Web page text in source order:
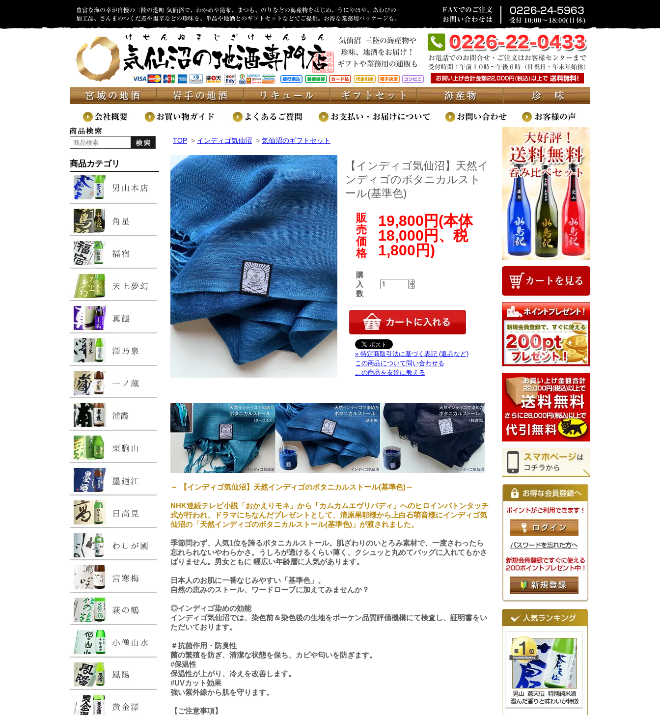
商品カテゴリ
TOP > インディゴ気仙沼 > 気仙沼のギフトセット
【インディゴ気仙沼】天然イ
ンディゴのボタニカルスト
ール(基準色)
販
売
価
格
19,800円(本体
18,000円、税
1,800円)
購
入
数
» 特定商取引法に基づく表記 (返品など)
この商品について問い合わせる
この商品を友達に教える
～ 【インディゴ気仙沼】天然インディゴのボタニカルストール(基準色)～
NHK連続テレビ小説「おかえりモネ」から「カムカムエヴリバディ」へのヒロインバトンタッチ
式が行われ、ドラマにちなんだプレゼントとして、清原果耶様から上白石萌音様にインディゴ気
仙沼の「天然インディゴのボタニカルストール(基準色)」が渡されました。
季節問わず、人気1位を誇るボタニカルストール。肌ざわりのいとろみ素材で、一度さわったら
忘れられないやわらかさ。うしろが透けるくらい薄く、クシュッと丸めてバッグに入れてもかさ
ばりません。男女ともに 幅広い年齢層に人気があります。
日本人のお肌に一番なじみやすい「基準色」。
自然の恵みのストール、ワードローブに加えてみませんか？
◎インディゴ染めの効能
インディゴ気仙沼では、染色前＆染色後の生地をボーケン品質評価機構にて検査し、証明書をい
ただいております。
＃抗菌作用・防臭性
菌の繁殖を防ぎ、清潔な状態を保ち、カビや匂いを防ぎます。
#保温性
保温性が上がり、冷えを改善します。
#UVカット効果
強い紫外線から肌を守ります。
【ご注意事項】